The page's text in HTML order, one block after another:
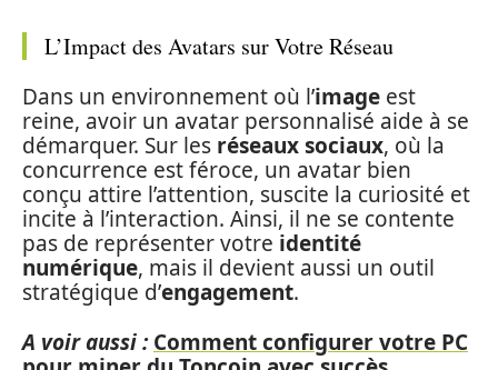
L’Impact des Avatars sur Votre Réseau
Dans un environnement où l’image est
reine, avoir un avatar personnalisé aide à se
démarquer. Sur les réseaux sociaux, où la
concurrence est féroce, un avatar bien
conçu attire l’attention, suscite la curiosité et
incite à l’interaction. Ainsi, il ne se contente
pas de représenter votre identité
numérique, mais il devient aussi un outil
stratégique d’engagement.
A voir aussi : Comment configurer votre PC